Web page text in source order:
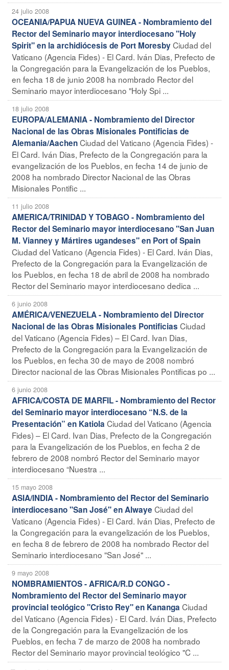
24 julio 2008
OCEANIA/PAPUA NUEVA GUINEA - Nombramiento del
Rector del Seminario mayor interdiocesano "Holy
Spirit" en la archidiócesis de Port MoresbyCiudad del
Vaticano (Agencia Fides) - El Card. Iván Dias, Prefecto de
la Congregación para la Evangelización de los Pueblos,
en fecha 18 de junio 2008 ha nombrado Rector del
Seminario mayor interdiocesano "Holy Spi ...
18 julio 2008
EUROPA/ALEMANIA - Nombramiento del Director
Nacional de las Obras Misionales Pontificias de
Alemania/AachenCiudad del Vaticano (Agencia Fides) -
El Card. Iván Dias, Prefecto de la Congregación para la
evangelización de los Pueblos, en fecha 14 de junio de
2008 ha nombrado Director Nacional de las Obras
Misionales Pontific ...
11 julio 2008
AMERICA/TRINIDAD Y TOBAGO - Nombramiento del
Rector del Seminario mayor interdiocesano "San Juan
M. Vianney y Mártires ugandeses" en Port of Spain
Ciudad del Vaticano (Agencia Fides) - El Card. Iván Dias,
Prefecto de la Congregación para la Evangelización de
los Pueblos, en fecha 18 de abril de 2008 ha nombrado
Rector del Seminario mayor interdiocesano dedica ...
6 junio 2008
AMÉRICA/VENEZUELA - Nombramiento del Director
Nacional de las Obras Misionales Pontificias Ciudad
del Vaticano (Agencia Fides) – El Card. Ivan Dias,
Prefecto de la Congregación para la Evangelización de
los Pueblos, en fecha 30 de mayo de 2008 nombró
Director nacional de las Obras Misionales Pontificas po ...
6 junio 2008
AFRICA/COSTA DE MARFIL - Nombramiento del Rector
del Seminario mayor interdiocesano “N.S. de la
Presentación” en Katiola Ciudad del Vaticano (Agencia
Fides) – El Card. Ivan Dias, Prefecto de la Congregación
para la Evangelización de los Pueblos, en fecha 2 de
febrero de 2008 nombró Rector del Seminario mayor
interdiocesano “Nuestra ...
15 mayo 2008
ASIA/INDIA - Nombramiento del Rector del Seminario
interdiocesano "San José" en Alwaye Ciudad del
Vaticano (Agencia Fides) - El Card. Iván Dias, Prefecto de
la Congregación para la evangelización de los Pueblos,
en fecha 8 de febrero de 2008 ha nombrado Rector del
Seminario interdiocesano "San José" ...
9 mayo 2008
NOMBRAMIENTOS - AFRICA/R.D CONGO -
Nombramiento del Rector del Seminario mayor
provincial teológico "Cristo Rey" en Kananga Ciudad
del Vaticano (Agencia Fides) - El Card. Iván Dias, Prefecto
de la Congregación para la Evangelización de los
Pueblos, en fecha 7 de marzo de 2008 ha nombrado
Rector del Seminario mayor provincial teológico "C ...